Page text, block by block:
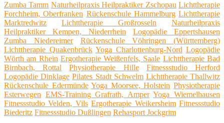
Zumba Tamm Naturheilpraxis Heilpraktiker Zschopau Lichttherapie
Forchheim, Oberfranken Rückenschule Hammelburg Lichttherapie
Marktredwitz
Lichttherapie Großrosseln
Naturheilpraxis
Heilpraktiker Kempen, Niederrhein
Logopädie Eppertshausen
Zumba Niedereimer
Rückenschule Vöhringen (Württemberg)
Lichttherapie Quakenbrück Yoga Charlottenburg-Nord Logopädie
Wörth am Rhein Ergotherapie Weißenfels, Saale Lichttherapie Bad
Birnbach, Rottal
Physiotherapie Hille
Fitnessstudio Herford
Logopädie Dinklage Pilates Stadt Schwelm Lichttherapie Thallwitz
Rückenschule Edermünde Yoga Moorsee, Holstein Physiotherapie
Esterwegen EMS-Training Grafrath, Amper Yoga Wiemelhausen
Fitnessstudio Velden, Vils Ergotherapie Weikersheim Fitnessstudio
Biederitz Fitnessstudio Dußlingen Rehasport Jockgrim